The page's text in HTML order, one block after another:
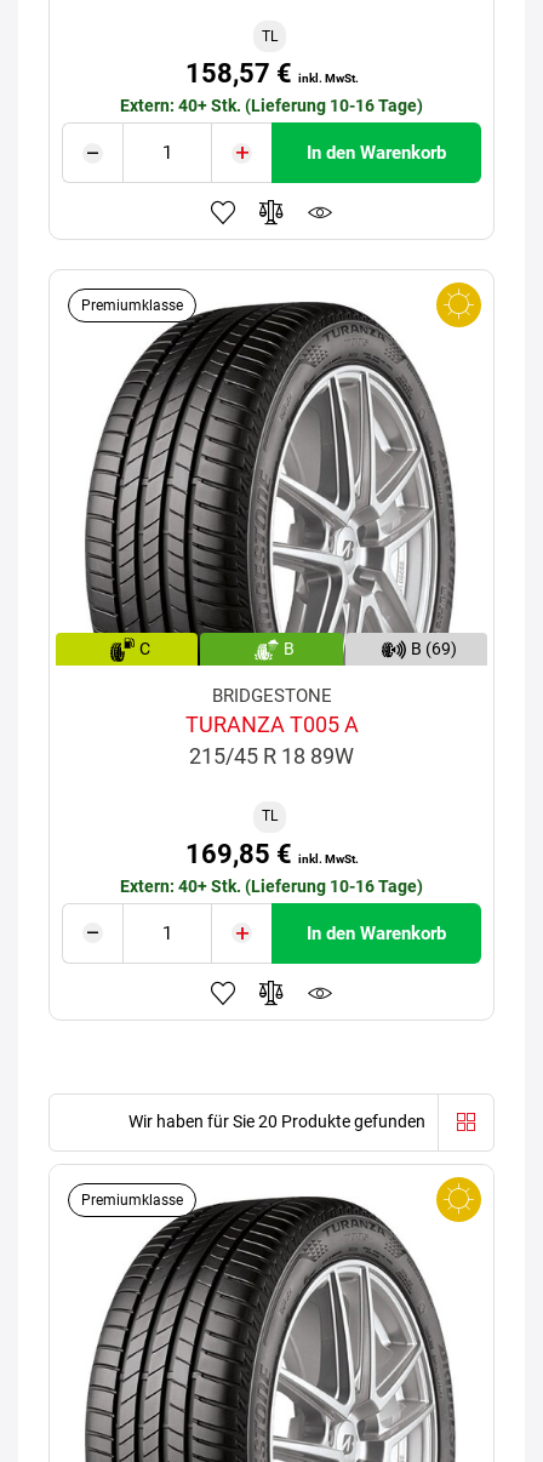
TL
158,57 € inkl. MwSt.
Extern: 40+ Stk. (Lieferung 10-16 Tage)
In den Warenkorb
Premiumklasse
C B B (69)
BRIDGESTONE
TURANZA T005 A
215/45 R 18 89W
TL
169,85 € inkl. MwSt.
Extern: 40+ Stk. (Lieferung 10-16 Tage)
In den Warenkorb
Wir haben für Sie 20 Produkte gefunden
Premiumklasse